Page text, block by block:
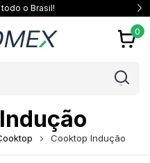
o Brasil!
0
Cooktop Indução